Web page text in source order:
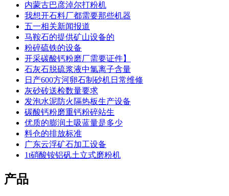
内蒙古巴彦淖尔打粉机
我想开石料厂都需要那些机器
五一相关新闻报道
马鞍石的提供矿山设备的
粉碎硫铁的设备
开采碳酸钙粉磨厂需要证件】
石灰石脱硫浆液中氯离子含量
日产600方河卵石制砂机日常维修
灰砂砖送检数量要求
发泡水泥防火隔热板生产设备
碳酸钙粉磨重钙粉碎站生
优质的膨润土吸蓝量是多少
料仓的排放标准
广东云浮矿石加工设备
1t硝酸铵铝矾土立式磨粉机
产品